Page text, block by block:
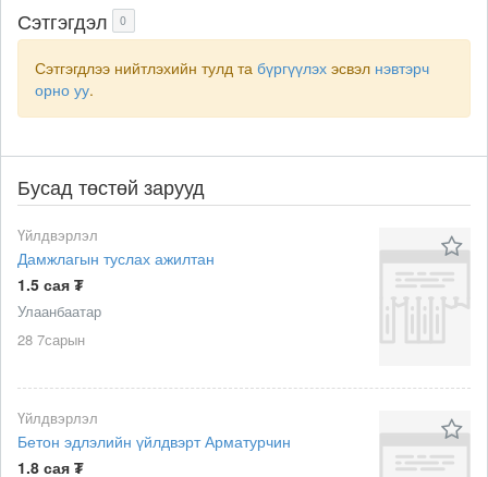
Сэтгэгдэл 0
Сэтгэгдлээ нийтлэхийн тулд та бүргүүлэх эсвэл нэвтэрч
орно уу.
Бусад төстөй зарууд
Үйлдвэрлэл
Дамжлагын туслах ажилтан
1.5 сая ₮
Улаанбаатар
28 7сарын
Үйлдвэрлэл
Бетон эдлэлийн үйлдвэрт Арматурчин
1.8 сая ₮